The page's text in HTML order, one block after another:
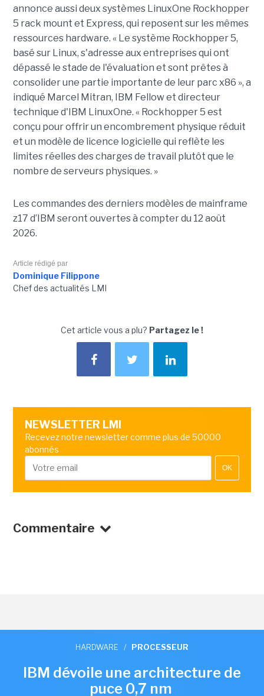
annonce aussi deux systèmes LinuxOne Rockhopper
5 rack mount et Express, qui reposent sur les mêmes
ressources hardware. « Le système Rockhopper 5,
basé sur Linux, s'adresse aux entreprises qui ont
dépassé le stade de l'évaluation et sont prêtes à
consolider une partie importante de leur parc x86 », a
indiqué Marcel Mitran, IBM Fellow et directeur
technique d'IBM LinuxOne. « Rockhopper 5 est
conçu pour offrir un encombrement physique réduit
et un modèle de licence logicielle qui reflète les
limites réelles des charges de travail plutôt que le
nombre de serveurs physiques. »
Les commandes des derniers modèles de mainframe
z17 d’IBM seront ouvertes à compter du 12 août
2026.
Article rédigé par
Dominique Filippone
Chef des actualités LMI
Cet article vous a plu? Partagez le !
NEWSLETTER LMI
Recevez notre newsletter comme plus de 50000
abonnés
OK
Commentaire
HARDWARE / PROCESSEUR
IBM dévoile une architecture de
puce 0,7 nm